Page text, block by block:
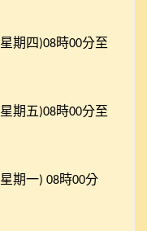
星期四)08時00分至
星期五)08時00分至
星期一) 08時00分